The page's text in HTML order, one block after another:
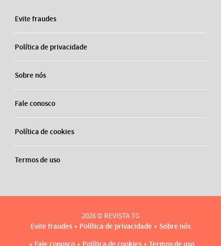
Evite fraudes
Política de privacidade
Sobre nós
Fale conosco
Política de cookies
Termos de uso
2026 © REVISTA TG
Evite fraudes
Política de privacidade
Sobre nós